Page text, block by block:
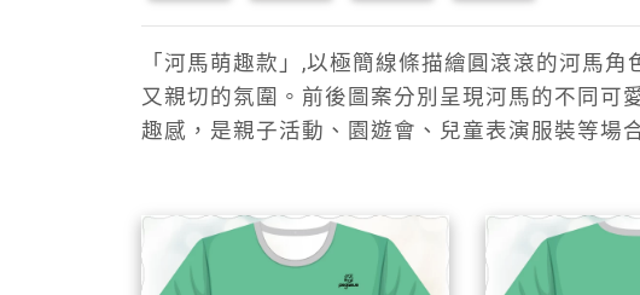
「河馬萌趣款」,以極簡線條描繪圓滾滾的河馬
又親切的氛圍。前後圖案分別呈現河馬的不同可
趣感，是親子活動、園遊會、兒童表演服裝等場